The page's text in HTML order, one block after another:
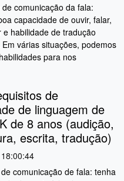
comunicação da fala:
capacidade de ouvir, falar,
e habilidade de tradução
várias situações, podemos
para nos
de
de linguagem de
de 8 anos (audição,
escrita, tradução)
comunicação de fala: tenha